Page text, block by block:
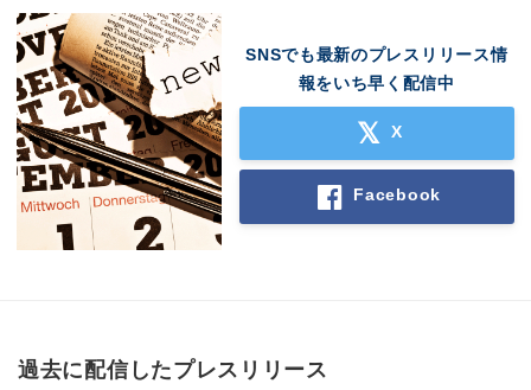
SNSでも最新のプレスリリース情
報をいち早く配信中
X
Facebook
過去に配信したプレスリリース